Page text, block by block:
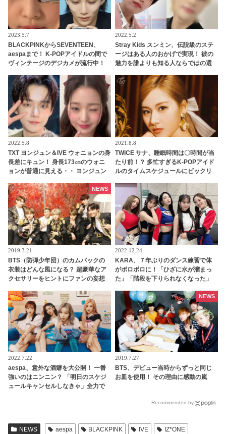
2023.5.7
BLACKPINKからSEVENTEEN、
aespaまで！ K-POPアイドルの間で
ヴィンテージのデジカメが流行中！
なる機種は？
2022.5.2
Stray Kids スンミン、伝説級のステ
ージはある人のおかげで実現！ 彼の
魅力を誰よりも知る人ならではの選
2022.5.8
TXT ヨンジュン＆IVE ウォニョンの身
長差にキュン！ 身長173㎝のウォニ
ョンが普通に見える・・ ヨンジュン
付け
2021.8.8
TWICE サナ、睡眠時間は〇時間が当
たり前！？ 多忙すぎるK-POPアイド
ルのタイムスケジュールにビックリ
2019.3.21
BTS（防弾少年団）のカムバックの
衣装はどんな風になる？ 超豪華なア
クセサリーをヒントにファンの妄想
NEWS
2022.12.24
KARA、７年ぶりのダンス練習で体
がボロボロに！「ひざに水が溜まっ
た」「階段を下りられなくなった」
振付を修正していたことを告白
2022.7.22
aespa、意外な酒癖を大公開！ 一番
強いのはニンニン？ 「明日のスケジ
ュールキャンセルしなきゃ」全力で
2019.7.27
BTS、デビュー当時からずっと同じ
お皿を使用！ その理由に感動の嵐
NEWS
Recommended by
NEWS aespa BLACKPINK IVE
IZ*ONE